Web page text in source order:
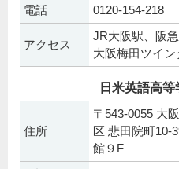
電話 0120-154-218
アクセス
JR大阪駅、阪
大阪梅田ツイ
日米英語高
住所
〒543-0055 大
区 悲田院町10-
館９F